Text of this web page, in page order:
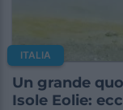
ITALIA
Un grande
Isole Eolie: